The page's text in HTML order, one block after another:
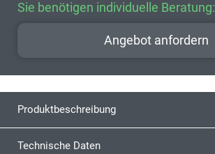
Sie benötigen individuelle Beratung:
Angebot anfordern
Produktbeschreibung
Technische Daten